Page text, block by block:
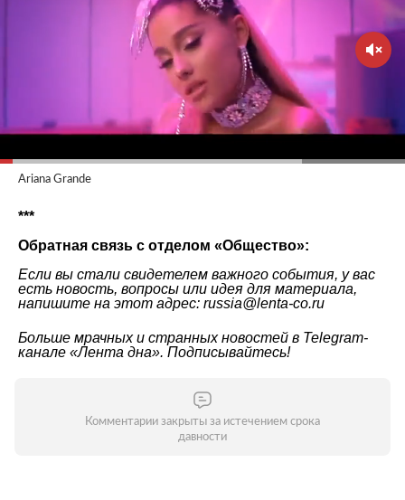
Ariana Grande
***
Обратная связь с отделом «Общество»:
Если вы стали свидетелем важного события, у вас
есть новость, вопросы или идея для материала,
напишите на этот адрес: russia@lenta-co.ru
Больше мрачных и странных новостей в Telegram-
канале «Лента дна». Подписывайтесь!
Комментарии закрыты за истечением срока
давности